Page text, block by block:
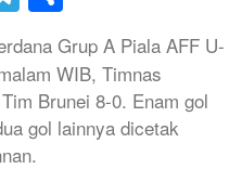
Grup A Piala AFF U-
WIB, Timnas
Brunei 8-0. Enam gol
gol lainnya dicetak